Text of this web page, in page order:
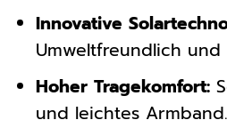
Innovative
Umweltfreundlich und
Hoher Tragekomfort:
und leichtes Armband.